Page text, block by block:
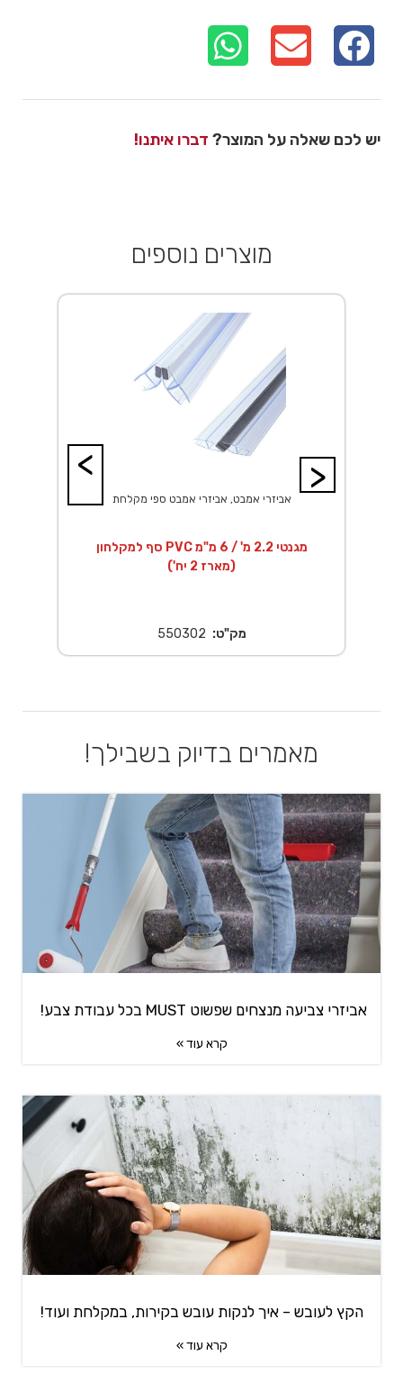
יש לכם שאלה על המוצר? דברו איתנו!
מוצרים נוספים
>
אביזרי אמבט, אביזרי אמבט ספי מקלחת
סף למקלחון PVC מגנטי 2.2 מ' / 6 מ"מ
(מארז 2 יח')
מק"ט: 550302
<
מאמרים בדיוק בשבילך!
אביזרי צביעה מנצחים שפשוט MUST בכל עבודת צבע!
קרא עוד »
הקץ לעובש – איך לנקות עובש בקירות, במקלחת ועוד!
קרא עוד »